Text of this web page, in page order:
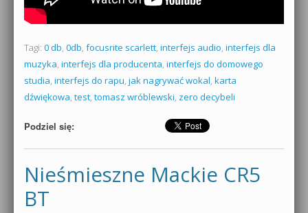
Tagi: 0 db, 0db, focusrite scarlett, interfejs audio, interfejs dla
muzyka, interfejs dla producenta, interfejs do domowego
studia, interfejs do rapu, jak nagrywać wokal, karta
dźwiękowa, test, tomasz wróblewski, zero decybeli
Podziel się:
Nieśmieszne Mackie CR5
BT